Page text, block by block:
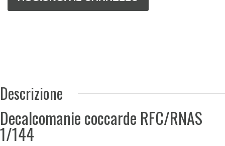
Descrizione
Decalcomanie coccarde RFC/RNAS
1/144